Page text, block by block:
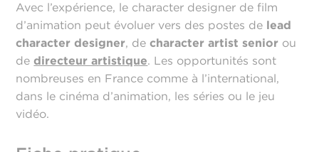
Avec l’expérience, le character designer de film
d’animation peut évoluer vers des postes de lead
character designer, decharacter artist senior ou
dedirecteur artistique. Les opportunités sont
nombreuses en France comme à l’international,
dans le cinéma d’animation, les séries ou le jeu
vidéo.